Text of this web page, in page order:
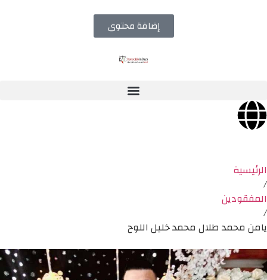
إضافة محتوى
الرئيسية
/
المفقودين
/
يامن محمد طلال محمد خليل اللوح